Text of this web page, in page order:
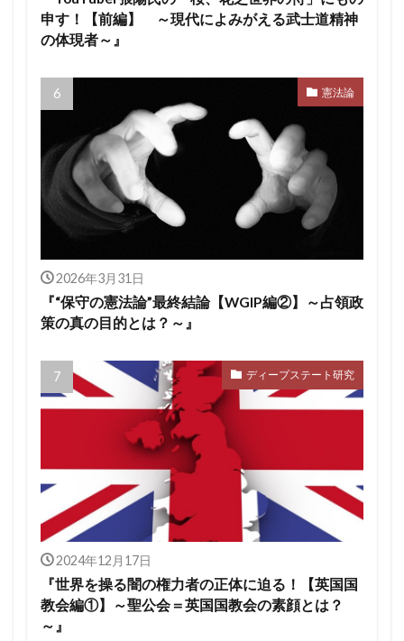
申す！【前編】 ～現代によみがえる武士道精神
の体現者～』
憲法論
2026年3月31日
『“保守の憲法論”最終結論【WGIP編②】～占領政
策の真の目的とは？～』
ディープステート研究
2024年12月17日
『世界を操る闇の権力者の正体に迫る！【英国国
教会編①】～聖公会＝英国国教会の素顔とは？
～』